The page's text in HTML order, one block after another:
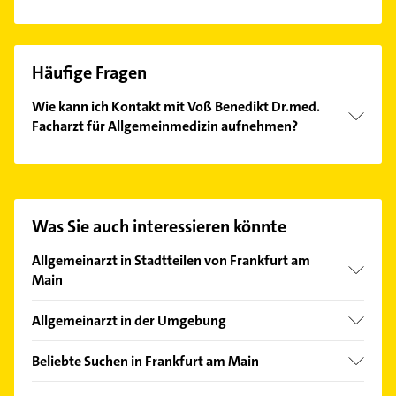
Häufige Fragen
Wie kann ich Kontakt mit Voß Benedikt Dr.med.
Facharzt für Allgemeinmedizin aufnehmen?
auswählen. Hier finden Sie alleKontaktdaten
Was Sie auch interessieren könnte
Allgemeinarzt in Stadtteilen von Frankfurt am
Main
Bergen-Enkheim
Bornheim
Allgemeinarzt in der Umgebung
Hattersheim am Main
Beliebte Suchen in Frankfurt am Main